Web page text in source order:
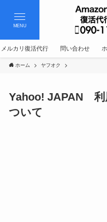
MENU
メルカリ復活代行 問い合わせ
ホーム ヤフオク
Yahoo! JAPAN
ついて